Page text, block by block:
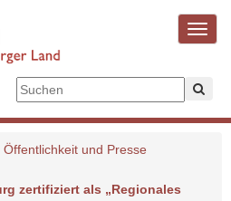
Öffentlichkeit und Presse
zertifiziert als „Regionales